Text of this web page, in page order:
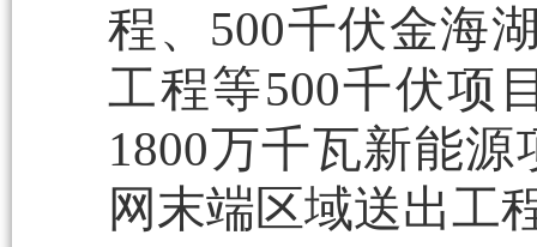
程、500千伏金海
工程等500千伏项
1800万千瓦新能
网末端区域送出工